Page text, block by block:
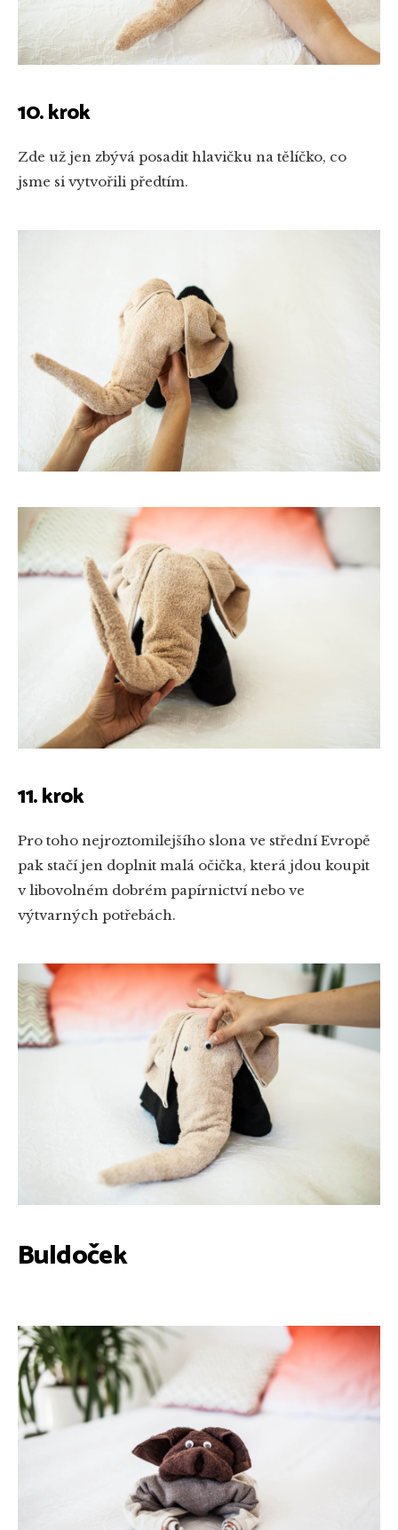
10. krok
Zde už jen zbývá posadit hlavičku na tělíčko, co
jsme si vytvořili předtím.
11. krok
Pro toho nejroztomilejšího slona ve střední Evropě
pak stačí jen doplnit malá očička, která jdou koupit
v libovolném dobrém papírnictví nebo ve
výtvarných potřebách.
Buldoček